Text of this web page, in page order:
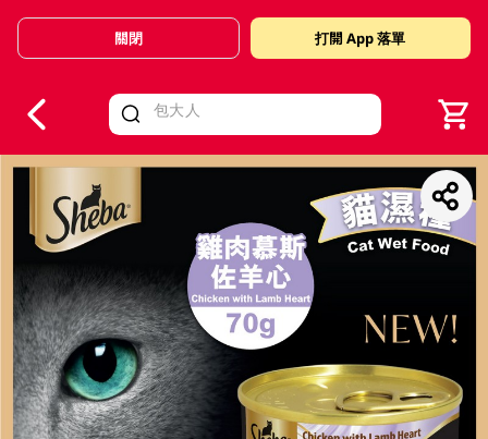
Valid Until 30 June 2026
關閉 打開 App 落單